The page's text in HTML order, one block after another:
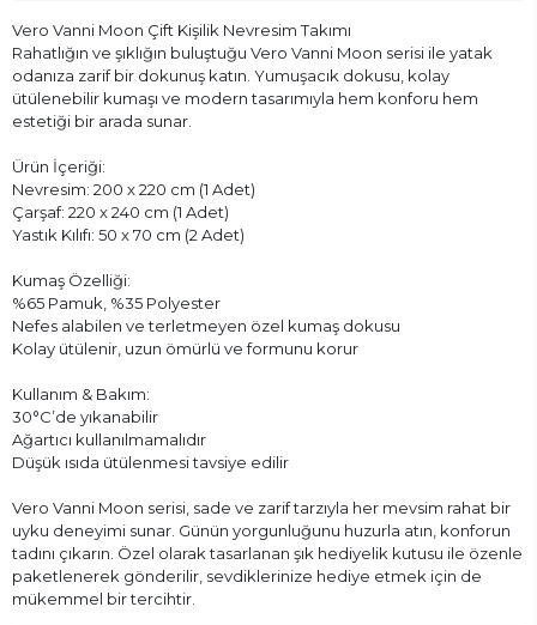
Vero Vanni Moon Çift Kişilik Nevresim Takımı
Rahatlığın ve şıklığın buluştuğu Vero Vanni Moon serisi ile yatak
odanıza zarif bir dokunuş katın. Yumuşacık dokusu, kolay
ütülenebilir kumaşı ve modern tasarımıyla hem konforu hem
estetiği bir arada sunar.
Ürün İçeriği:
Nevresim: 200 x 220 cm (1 Adet)
Çarşaf: 220 x 240 cm (1 Adet)
Yastık Kılıfı: 50 x 70 cm (2 Adet)
Kumaş Özelliği:
%65 Pamuk, %35 Polyester
Nefes alabilen ve terletmeyen özel kumaş dokusu
Kolay ütülenir, uzun ömürlü ve formunu korur
Kullanım & Bakım:
30°C’de yıkanabilir
Ağartıcı kullanılmamalıdır
Düşük ısıda ütülenmesi tavsiye edilir
Vero Vanni Moon serisi, sade ve zarif tarzıyla her mevsim rahat bir
uyku deneyimi sunar. Günün yorgunluğunu huzurla atın, konforun
tadını çıkarın. Özel olarak tasarlanan şık hediyelik kutusu ile özenle
paketlenerek gönderilir, sevdiklerinize hediye etmek için de
mükemmel bir tercihtir.